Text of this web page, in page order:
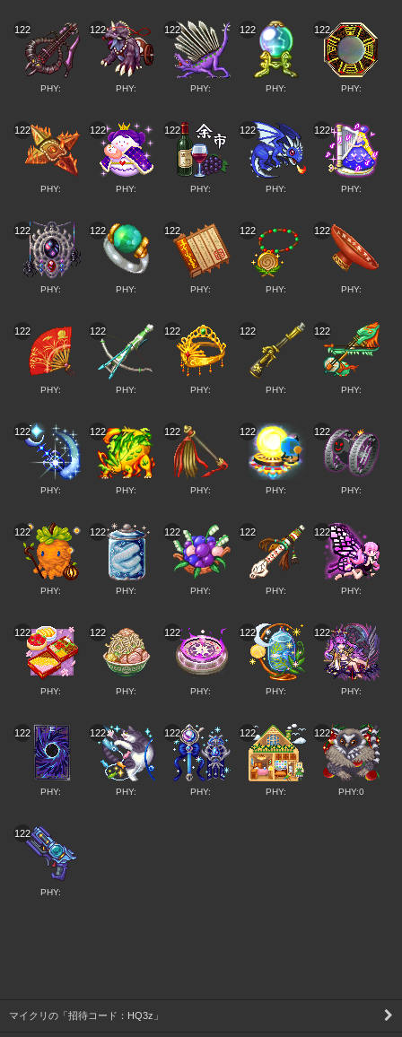
122
PHY:
122
PHY:
122
PHY:
122
PHY:
122
PHY:
122
PHY:
122
PHY:
122
PHY:
122
PHY:
122
PHY:
122
PHY:
122
PHY:
122
PHY:
122
PHY:
122
PHY:
122
PHY:
122
PHY:
122
PHY:
122
PHY:
122
PHY:
122
PHY:
122
PHY:
122
PHY:
122
PHY:
122
PHY:
122
PHY:
122
PHY:
122
PHY:
122
PHY:
122
PHY:
122
PHY:
122
PHY:
122
PHY:
122
PHY:
122
PHY:
122
PHY:
122
PHY:
122
PHY:
122
PHY:
122
PHY:0
122
PHY:
マイクリの「招待コード：HQ3z」